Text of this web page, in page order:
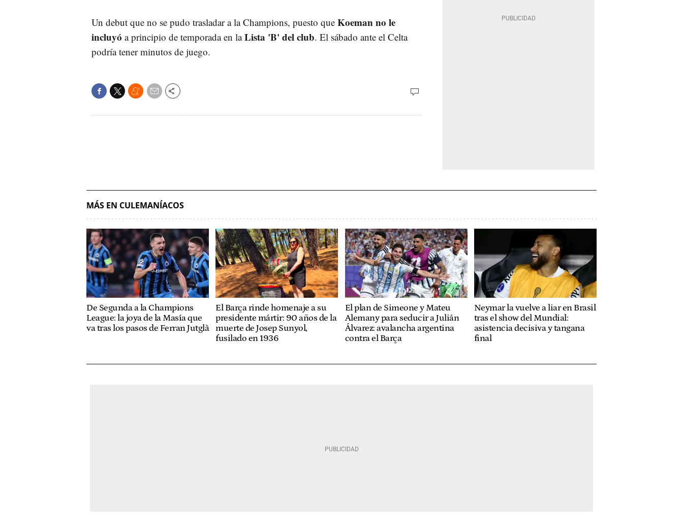
Un debut que no se pudo trasladar a la Champions, puesto que Koeman no le
incluyó a principio de temporada en laLista 'B' del club. El sábado ante el Celta
podría tener minutos de juego.
MÁS EN CULEMANÍACOS
De Segunda a la Champions
League: la joya de la Masía que
va tras los pasos de Ferran Jutglà
El Barça rinde homenaje a su
presidente mártir: 90 años de la
muerte de Josep Sunyol,
fusilado en 1936
El plan de Simeone y Mateu
Alemany para seducir a Julián
Álvarez: avalancha argentina
contra el Barça
Neymar la vuelve a liar en Brasil
tras el show del Mundial:
asistencia decisiva y tangana
final